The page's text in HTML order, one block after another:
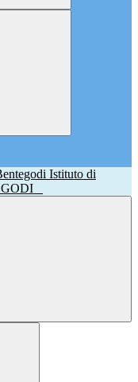
Istituto di